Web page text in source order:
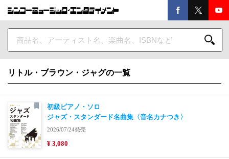
リトル・ブラウン・ジャグの一覧
初級ピアノ・ソロ
ジャズ・スタンダード名曲集〈音名カナつき〉
2026/07/24発売
¥ 3,080